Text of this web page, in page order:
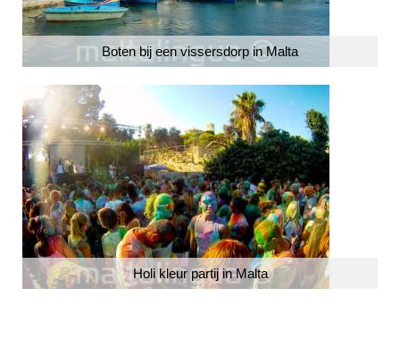
Boten bij een vissersdorp in Malta
Holi kleur partij in Malta